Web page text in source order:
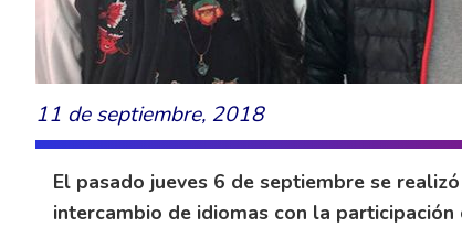
11 de septiembre, 2018
El pasado jueves 6 de septiembre se
intercambio de idiomas con la